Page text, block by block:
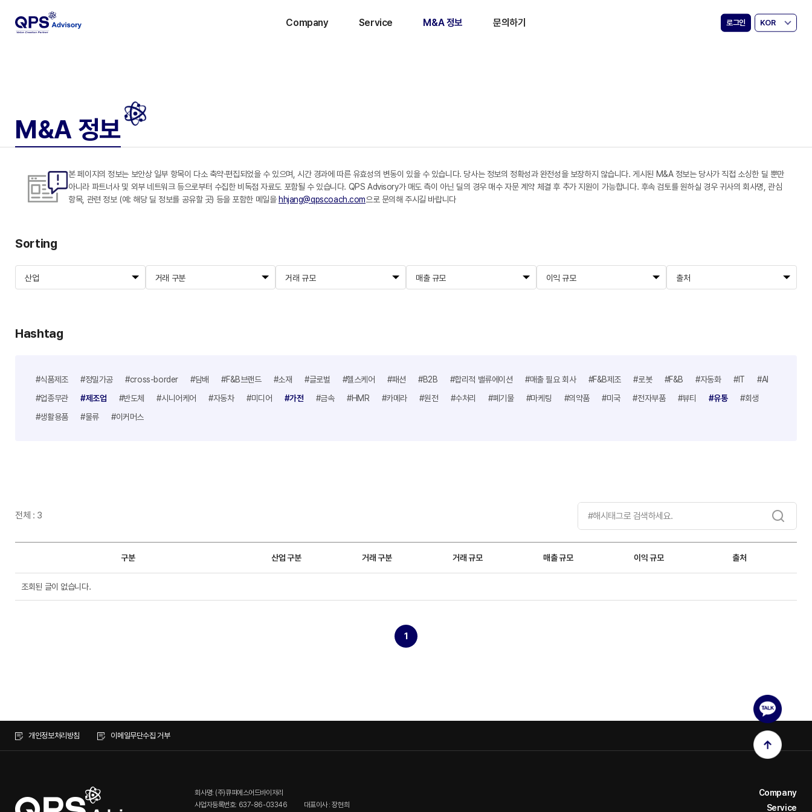
Company Service M&A 정보 문의하기 로그인 KOR
M&A 정보
본 페이지의 정보는 보안상 일부 항목이 다소 축약·편집되었을 수 있으며, 시간 경과에 따른 유효성의 변동이 있을 수 있습니다. 당사는 정보의 정확성과 완전성을 보장하지 않습니다. 게시된 M&A 정보는 당사가 직접 소싱한 딜 뿐만
아니라 파트너사 및 외부 네트워크 등으로부터 수집한 비독점 자료도 포함될 수 있습니다. QPS Advisory가 매도 측이 아닌 딜의 경우 매수 자문 계약 체결 후 추가 지원이 가능합니다. 후속 검토를 원하실 경우 귀사의 회사명, 관심
항목, 관련 정보 (예: 해당 딜 정보를 공유할 곳) 등을 포함한 메일을 hhjang@qpscoach.com으로 문의해 주시길 바랍니다
Sorting
산업 거래 구분 거래 규모 매출 규모 이익 규모 출처
Hashtag
#식품제조 #정밀가공 #cross-border #담배 #F&B브랜드 #소재 #글로벌 #헬스케어 #패션 #B2B #합리적 밸류에이션 #매출 필요 회사 #F&B제조 #로봇 #F&B #자동화 #IT
#AI
#업종무관
#제조업 #반도체 #시니어케어 #자동차 #미디어 #가전 #금속 #HMR #카메라 #원전 #수처리 #폐기물 #마케팅 #의약품 #미국 #전자부품 #뷰티 #유통
#회생
#생활용품
#물류 #이커머스
전체 : 3
구분 산업 구분 거래 구분 거래 규모 매출 규모 이익 규모 출처
조회된 글이 없습니다.
1
개인정보처리방침 이메일무단수집 거부
회사명: (주)큐피에스어드바이저리
사업자등록번호: 637-86-03346
대표이사 : 장현희
Company
Service